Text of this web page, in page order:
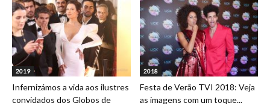
2019
Infernizámos a vida aos ilustres
convidados dos Globos de
2018
Festa de Verão TVI 2018: Veja
as imagens com um toque...